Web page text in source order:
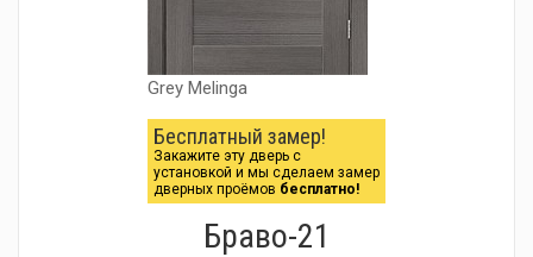
Grey Melinga
Бесплатный замер!
Закажите эту дверь с
установкой и мы сделаем замер
дверных проёмов бесплатно!
Браво-21